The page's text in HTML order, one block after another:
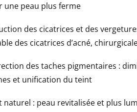
une peau plus ferme
des cicatrices et des
des cicatrices d’acné,
des taches pigmentaires :
et unification du teint
naturel : peau revitalisée et plus